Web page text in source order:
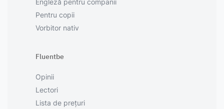
Engleză pentru companii
Pentru copii
Vorbitor nativ
Fluentbe
Opinii
Lectori
Lista de prețuri